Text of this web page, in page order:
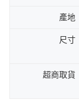
產地
尺寸
超商取貨